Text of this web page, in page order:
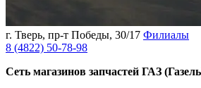
г. Тверь, пр-т Победы, 30/17 Филиалы
8 (4822) 50-78-98
Сеть магазинов запчастей ГАЗ